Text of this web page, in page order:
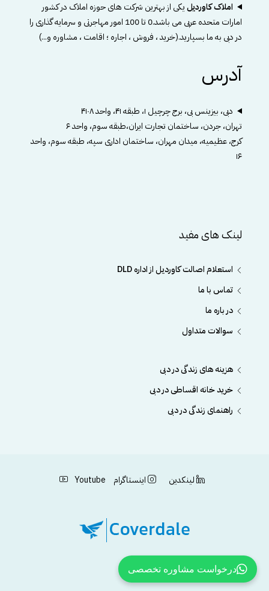
املاک کاوردیلیکی از بهترین شرکت های حوزه املاک در کشور
امارات متحده عربی می باشد.0 تا 100 امور مهاجرتی و سرمایه گذاری را
در دبی به ما بسپارید.(خرید ، فروش ، اجاره ؛ اقامت ، مشاوره و...)
آدرس
دبی، بیزینس بی، برج چرچیل ۱، طبقه ۴۱، واحد ۴۱۰۸
تهران، جردن، ساختمان تجارت ایران،طبقه سوم، واحد ۶
کرج، عظیمیه، میدان مهران، ساختمان اداری سپه، طبقه سوم، واحد
۱۶
لینک های مفید
استعلام اصالت کاوردیل از اداره DLD
تماس با ما
در باره ما
سوالات متداول
هزینه های زندگی در دبی
خرید خانه اقساطی در دبی
راهنمای زندگی در دبی
لینکدین اینستاگرام Youtube
درخواست مشاوره تخصصی